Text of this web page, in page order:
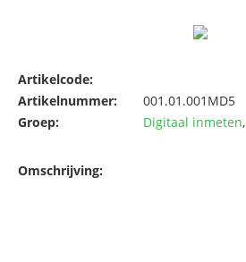
Artikelcode:
Artikelnummer:
001.01.001MD5
Groep:
Digitaal inmeten,
Omschrijving: